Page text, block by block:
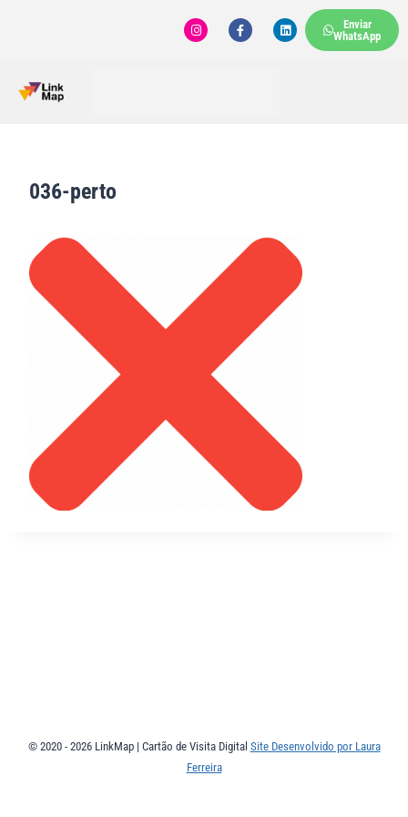
Enviar
WhatsApp
036-perto
© 2020 - 2026 LinkMap | Cartão de Visita Digital Site Desenvolvido por Laura
Ferreira